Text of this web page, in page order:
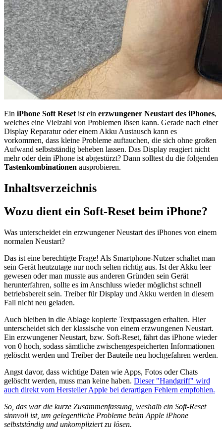
Ein iPhone Soft Reset ist ein erzwungener Neustart des iPhones,
welches eine Vielzahl von Problemen lösen kann. Gerade nach einer
Display Reparatur oder einem Akku Austausch kann es
vorkommen, dass kleine Probleme auftauchen, die sich ohne großen
Aufwand selbstständig beheben lassen. Das Display reagiert nicht
mehr oder dein iPhone ist abgestürzt? Dann solltest du die folgenden
Tastenkombinationen ausprobieren.
Inhaltsverzeichnis
Wozu dient ein Soft-Reset beim iPhone?
Was unterscheidet ein erzwungener Neustart des iPhones von einem
normalen Neustart?
Das ist eine berechtigte Frage! Als Smartphone-Nutzer schaltet man
sein Gerät heutzutage nur noch selten richtig aus. Ist der Akku leer
gewesen oder man musste aus anderen Gründen sein Gerät
herunterfahren, sollte es im Anschluss wieder möglichst schnell
betriebsbereit sein. Treiber für Display und Akku werden in diesem
Fall nicht neu geladen.
Auch bleiben in die Ablage kopierte Textpassagen erhalten. Hier
unterscheidet sich der klassische von einem erzwungenen Neustart.
Ein erzwungener Neustart, bzw. Soft-Reset, fährt das iPhone wieder
von 0 hoch, sodass sämtliche zwischengespeicherten Informationen
gelöscht werden und Treiber der Bauteile neu hochgefahren werden.
Angst davor, dass wichtige Daten wie Apps, Fotos oder Chats
gelöscht werden, muss man keine haben. Dieser "Handgriff" wird
auch direkt vom Hersteller Apple bei derartigen Fehlern empfohlen.
So, das war die kurze Zusammenfassung, weshalb ein Soft-Reset
sinnvoll ist, um gelegentliche Probleme beim Apple iPhone
selbstständig und unkompliziert zu lösen.